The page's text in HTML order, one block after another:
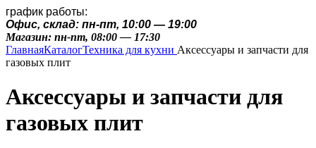
график работы:
Офис, склад: пн-пт, 10:00 — 19:00
Магазин: пн-пт, 08:00 — 17:30
ГлавнаяКаталогТехника для кухни Аксессуары и запчасти для
газовых плит
Аксессуары и запчасти для
газовых плит